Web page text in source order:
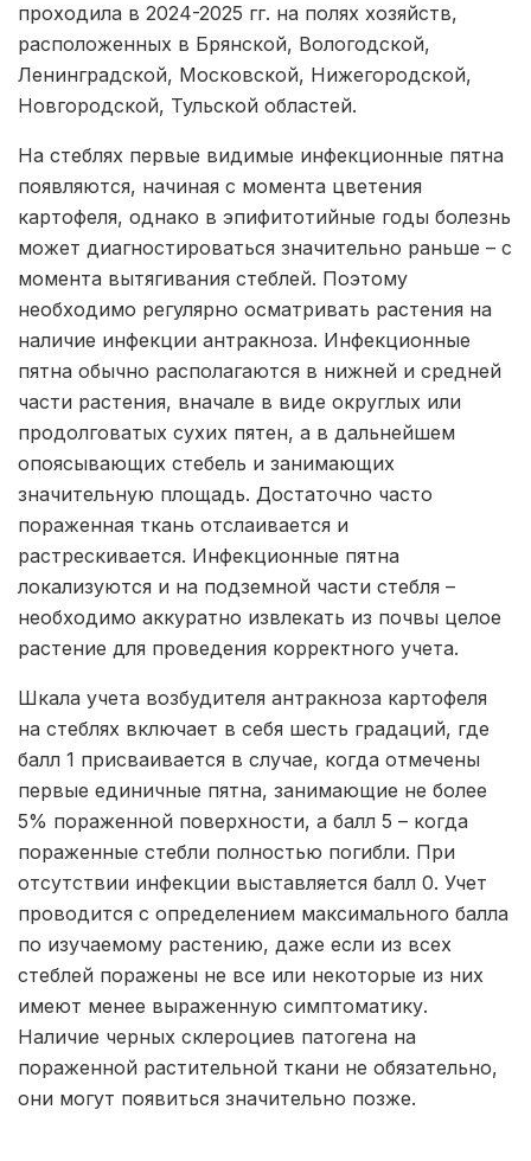
проходила в 2024-2025 гг. на полях хозяйств,
расположенных в Брянской, Вологодской,
Ленинградской, Московской, Нижегородской,
Новгородской, Тульской областей.
На стеблях первые видимые инфекционные пятна
появляются, начиная с момента цветения
картофеля, однако в эпифитотийные годы болезнь
может диагностироваться значительно раньше – с
момента вытягивания стеблей. Поэтому
необходимо регулярно осматривать растения на
наличие инфекции антракноза. Инфекционные
пятна обычно располагаются в нижней и средней
части растения, вначале в виде округлых или
продолговатых сухих пятен, а в дальнейшем
опоясывающих стебель и занимающих
значительную площадь. Достаточно часто
пораженная ткань отслаивается и
растрескивается. Инфекционные пятна
локализуются и на подземной части стебля –
необходимо аккуратно извлекать из почвы целое
растение для проведения корректного учета.
Шкала учета возбудителя антракноза картофеля
на стеблях включает в себя шесть градаций, где
балл 1 присваивается в случае, когда отмечены
первые единичные пятна, занимающие не более
5% пораженной поверхности, а балл 5 – когда
пораженные стебли полностью погибли. При
отсутствии инфекции выставляется балл 0. Учет
проводится с определением максимального балла
по изучаемому растению, даже если из всех
стеблей поражены не все или некоторые из них
имеют менее выраженную симптоматику.
Наличие черных склероциев патогена на
пораженной растительной ткани не обязательно,
они могут появиться значительно позже.